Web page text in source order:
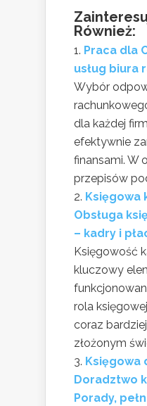
Również:
Praca dla
usług biura
Wybór
dla każdej
efektywnie
finansami. W
przepisów
Księgowa
Obsługa
– kadry i
Księgowość
kluczowy
rola
coraz
złożonym
Księgowa
Doradztwo
Porady,